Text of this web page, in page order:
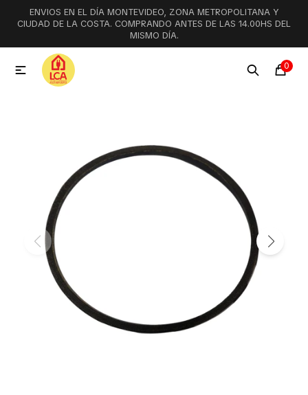
ENVIOS EN EL DÍA MONTEVIDEO, ZONA METROPOLITANA Y
CIUDAD DE LA COSTA. COMPRANDO ANTES DE LAS 14.00HS DEL
MISMO DÍA.
0

MI CUENTA
Menú
Lavadoras y lavavajillas
Secarropas
Refrigeración